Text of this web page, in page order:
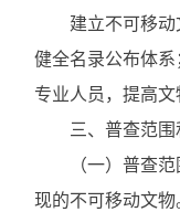
建立不可移
健全名录公布体
专业人员，提高
三、普查范围
（一）普查
现的不可移动文物